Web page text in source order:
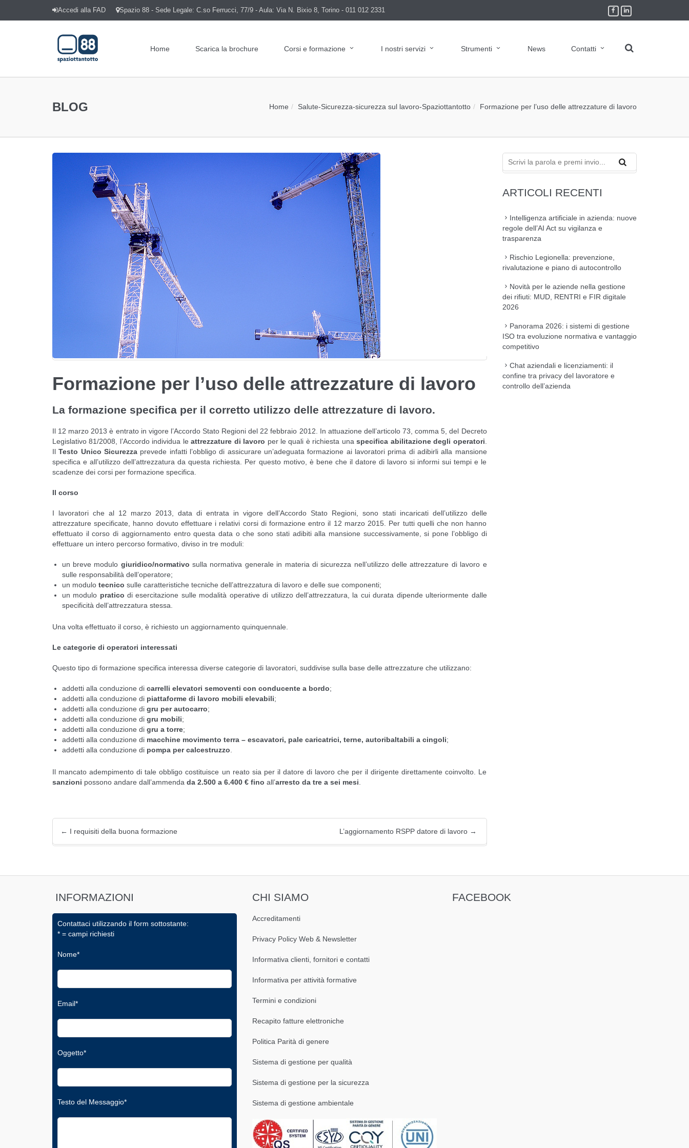
Accedi alla FAD Spazio 88 - Sede Legale: C.so Ferrucci, 77/9 - Aula: Via N. Bixio 8, Torino - 011 012 2331
Home Scarica la brochure Corsi e formazione I nostri servizi Strumenti News Contatti
BLOG Home Salute-Sicurezza-sicurezza sul lavoro-Spaziottantotto Formazione per l’uso delle attrezzature di lavoro
Formazione per l’uso delle attrezzature di lavoro
La formazione specifica per il corretto utilizzo delle attrezzature di lavoro.
Il 12 marzo 2013 è entrato in vigore l’Accordo Stato Regioni del 22 febbraio 2012. In attuazione dell’articolo 73, comma 5, del Decreto
Legislativo 81/2008, l’Accordo individua leattrezzature di lavoro per le quali è richiesta unaspecifica abilitazione degli operatori
IlTesto Unico Sicurezzaprevede infatti l’obbligo di assicurare un’adeguata formazione ai lavoratori prima di adibirli alla mansione
specifica e all’utilizzo dell’attrezzatura da questa richiesta. Per questo motivo, è bene che il datore di lavoro si informi sui tempi e le
scadenze dei corsi per formazione specifica.
Il corso
I lavoratori che al 12 marzo 2013, data di entrata in vigore dell’Accordo Stato Regioni, sono stati incaricati dell’utilizzo delle
attrezzature specificate, hanno dovuto effettuare i relativi corsi di formazione entro il 12 marzo 2015. Per tutti quelli che non hanno
effettuato il corso di aggiornamento entro questa data o che sono stati adibiti alla mansione successivamente, si pone l’obbligo di
effettuare un intero percorso formativo, diviso in tre moduli:
un breve modulo giuridico/normativo sulla normativa generale in materia di sicurezza nell’utilizzo delle attrezzature di lavoro e
sulle responsabilità dell’operatore;
un modulo tecnico sulle caratteristiche tecniche dell’attrezzatura di lavoro e delle sue componenti;
un modulo pratico di esercitazione sulle modalità operative di utilizzo dell’attrezzatura, la cui durata dipende ulteriormente dalle
specificità dell’attrezzatura stessa.
Una volta effettuato il corso, è richiesto un aggiornamento quinquennale.
Le categorie di operatori interessati
Questo tipo di formazione specifica interessa diverse categorie di lavoratori, suddivise sulla base delle attrezzature che utilizzano:
addetti alla conduzione dicarrelli elevatori semoventi con conducente a bordo;
addetti alla conduzione di piattaforme di lavoro mobili elevabili;
addetti alla conduzione di gru per autocarro;
addetti alla conduzione digru mobili;
addetti alla conduzione digru a torre;
addetti alla conduzione dimacchine movimento terra – escavatori, pale caricatrici, terne, autoribaltabili a cingoli;
addetti alla conduzione di pompa per calcestruzzo.
Il mancato adempimento di tale obbligo costituisce un reato sia per il datore di lavoro che per il dirigente direttamente coinvolto. Le
sanzioni possono andare dall’ammenda da 2.500 a 6.400 € fino all’arresto da tre a sei mesi
← I requisiti della buona formazione L’aggiornamento RSPP datore di lavoro →
ARTICOLI RECENTI
Intelligenza artificiale in azienda: nuove
regole dell’AI Act su vigilanza e
trasparenza
Rischio Legionella: prevenzione,
rivalutazione e piano di autocontrollo
Novità per le aziende nella gestione
dei rifiuti: MUD, RENTRI e FIR digitale
2026
Panorama 2026: i sistemi di gestione
ISO tra evoluzione normativa e vantaggio
competitivo
Chat aziendali e licenziamenti: il
confine tra privacy del lavoratore e
controllo dell’azienda
INFORMAZIONI
Contattaci utilizzando il form sottostante:
* = campi richiesti
Nome*
Email*
Oggetto*
Testo del Messaggio*
CHI SIAMO
Accreditamenti
Privacy Policy Web & Newsletter
Informativa clienti, fornitori e contatti
Informativa per attività formative
Termini e condizioni
Recapito fatture elettroniche
Politica Parità di genere
Sistema di gestione per qualità
Sistema di gestione per la sicurezza
Sistema di gestione ambientale
FACEBOOK